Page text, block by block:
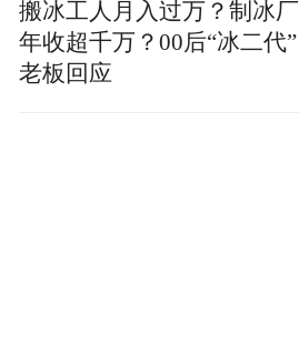
搬冰工人月入过万？制冰厂
年收超千万？00后“冰二代”
老板回应